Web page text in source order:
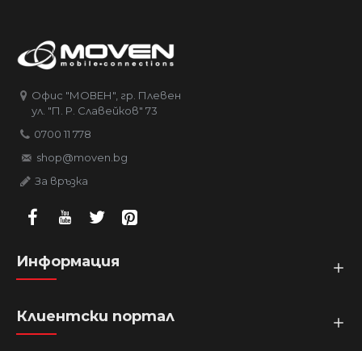
Офис "МОВЕН", гр. Плевен
ул. "П. Р. Славейков" 73
0700 11 778
shop@moven.bg
За връзка
Информация
Клиентски портал